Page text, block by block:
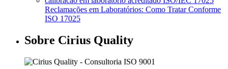
Reclamações em Laboratórios: Como Tratar Conforme
ISO 17025
Sobre Cirius Quality